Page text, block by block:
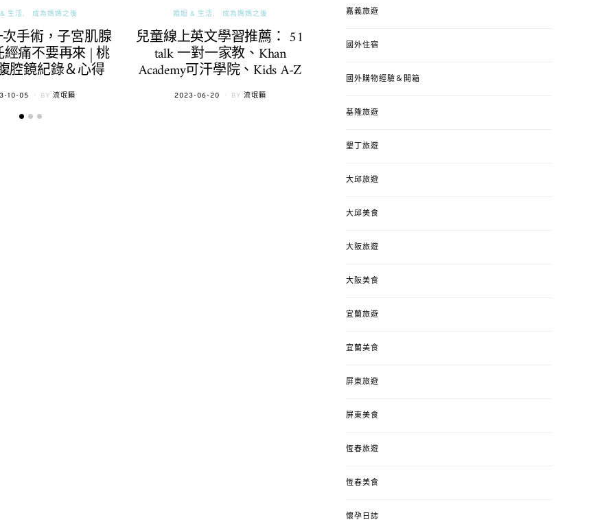
生活 成為媽媽之後
手術，子宮肌腺
痛不要再來 | 桃
腔鏡紀錄＆心得
10-05 BY 流氓顆
婚姻 & 生活 成為媽媽之後
兒童線上英文學習推薦： 51
talk 一對一家教、Khan
Academy可汗學院、Kids A-Z
POSTED
2023-06-20 BY 流氓顆
婚姻 & 生活
4y3m ：視力檢查、練習犯
錯、認識華德福
POSTED
2023-04-12
嘉義旅遊
國外住宿
國外購物經驗＆開箱
基隆旅遊
墾丁旅遊
大邱旅遊
大邱美食
大阪旅遊
大阪美食
宜蘭旅遊
宜蘭美食
屏東旅遊
屏東美食
恆春旅遊
恆春美食
懷孕日誌